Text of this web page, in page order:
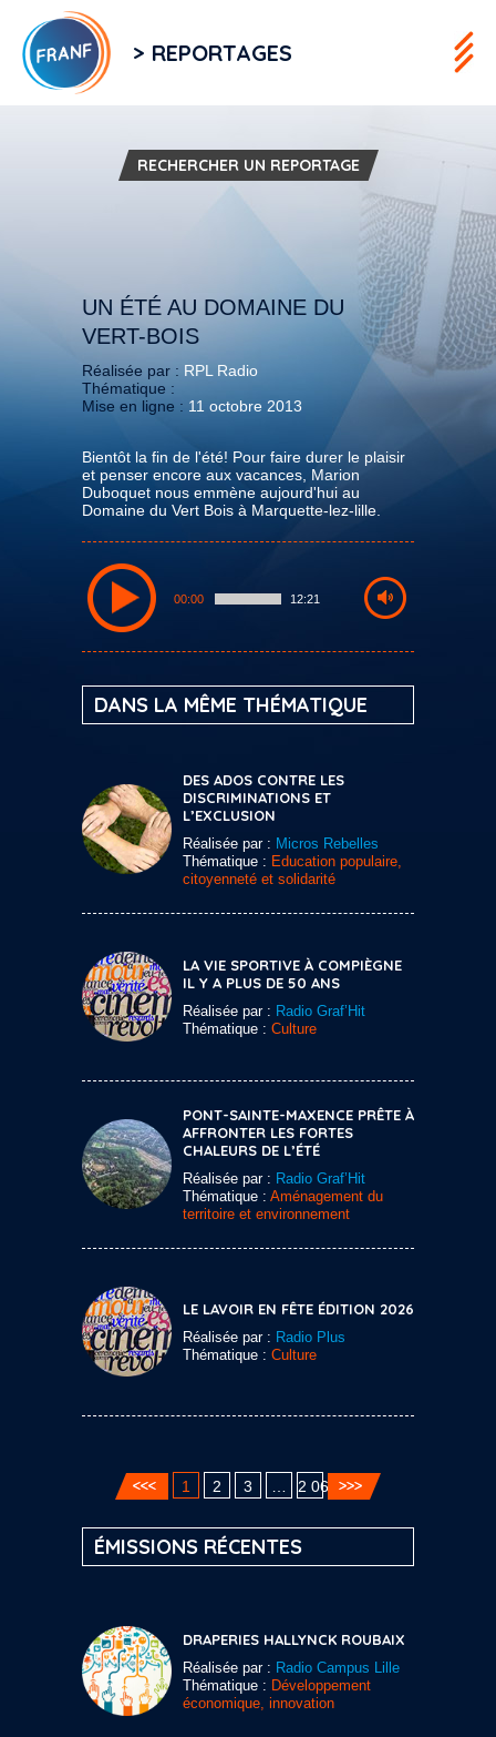
> REPORTAGES
RECHERCHER UN REPORTAGE
UN ÉTÉ AU DOMAINE DU
VERT-BOIS
Réalisée par : RPL Radio
Thématique :
Mise en ligne : 11 octobre 2013
Bientôt la fin de l'été! Pour faire durer le plaisir
et penser encore aux vacances, Marion
Duboquet nous emmène aujourd'hui au
Domaine du Vert Bois à Marquette-lez-lille.
00:00 12:21
DANS LA MÊME THÉMATIQUE
DES ADOS CONTRE LES
DISCRIMINATIONS ET
L’EXCLUSION
Réalisée par : Micros Rebelles
Thématique : Education populaire,
citoyenneté et solidarité
LA VIE SPORTIVE À COMPIÈGNE
IL Y A PLUS DE 50 ANS
Réalisée par : Radio Graf’Hit
Thématique : Culture
PONT-SAINTE-MAXENCE PRÊTE À
AFFRONTER LES FORTES
CHALEURS DE L’ÉTÉ
Réalisée par : Radio Graf’Hit
Thématique : Aménagement du
territoire et environnement
LE LAVOIR EN FÊTE ÉDITION 2026
Réalisée par : Radio Plus
Thématique : Culture
1 2 3 2 060
ÉMISSIONS RÉCENTES
DRAPERIES HALLYNCK ROUBAIX
Réalisée par : Radio Campus Lille
Thématique : Développement
économique, innovation